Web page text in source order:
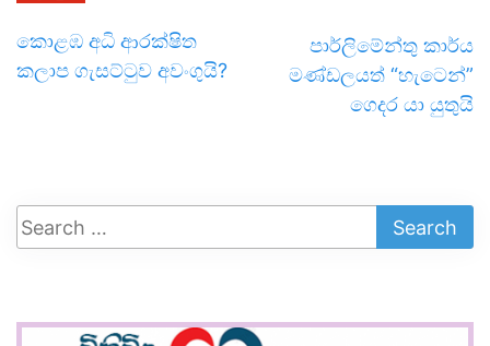
කොළඹ අධි ආරක්ෂිත
කලාප ගැසට්ටුව අවංගුයි?
පාර්ලිමේන්තු කාර්ය
මණ්ඩලයත් “හැටෙන්”
ගෙදර යා යුතුයි